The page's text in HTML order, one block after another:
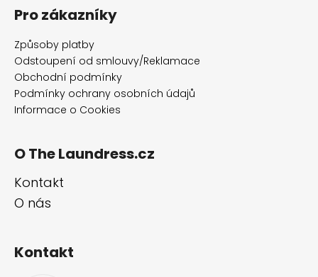
Pro zákazníky
Způsoby platby
Odstoupení od smlouvy/Reklamace
Obchodní podmínky
Podmínky ochrany osobních údajů
Informace o Cookies
O The Laundress.cz
Kontakt
O nás
Kontakt